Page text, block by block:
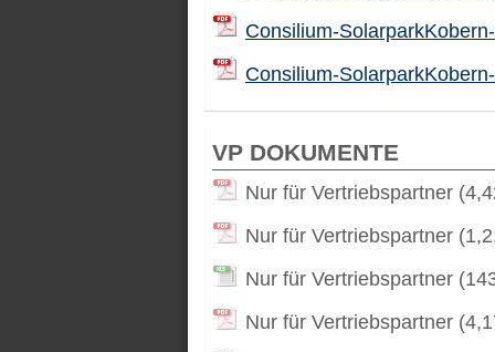
Consilium-
Consilium-
VP DOKUMENTE
Nur für Vertriebspartner
Nur für Vertriebspartner
Nur für Vertriebspartner
Nur für Vertriebspartner